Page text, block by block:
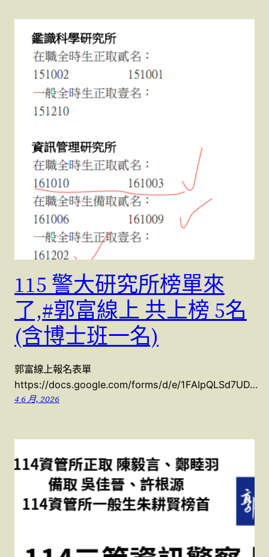
115 警大研究所榜單來
了,#郭富線上 共上榜 5名
(含博士班一名)
郭富線上報名表單
https://docs.google.com/forms/d/e/1FAIpQLSd7UD…
4 6 月, 2026